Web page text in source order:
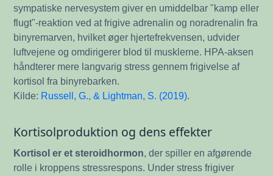
sympatiske nervesystem giver en umiddelbar "kamp eller
flugt"-reaktion ved at frigive adrenalin og noradrenalin fra
binyremarven, hvilket øger hjertefrekvensen, udvider
luftvejene og omdirigerer blod til musklerne. HPA-aksen
håndterer mere langvarig stress gennem frigivelse af
kortisol fra binyrebarken.
Kilde: Russell, G., & Lightman, S. (2019).
Kortisolproduktion og dens effekter
Kortisol er et steroidhormon, der spiller en afgørende
rolle i kroppens stressrespons. Under stress frigiver